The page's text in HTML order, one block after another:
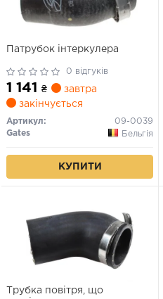
Патрубок інтеркулера
0 відгуків
1 141 ₴
завтра
закінчується
Артикул:
09-0039
Gates
Бельгія
КУПИТИ
Трубка повітря, що